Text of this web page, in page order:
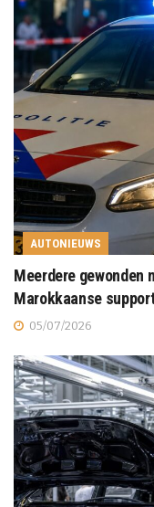
AUTONIEUWS
Meerdere gewonden
Marokkaanse
05/07/2026